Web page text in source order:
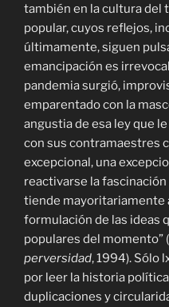
también en la cultura del
popular, cuyos reflejos,
últimamente, siguen
emancipación es
pandemia surgió,
emparentado con la
angustia de esa ley que
con sus contramaestres
excepcional, una
reactivarse la
tiende mayoritariamente
formulación de las ideas
populares del momento”
perversidad, 1994). Sólo
por leer la historia
duplicaciones y